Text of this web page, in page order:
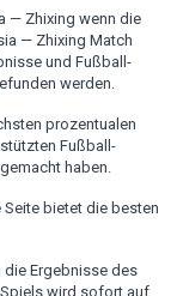
— Zhixing wenn die
— Zhixing Match
und Fußball-
werden.
prozentualen
Fußball-
haben.
Seite bietet die besten
die Ergebnisse des
wird sofort auf